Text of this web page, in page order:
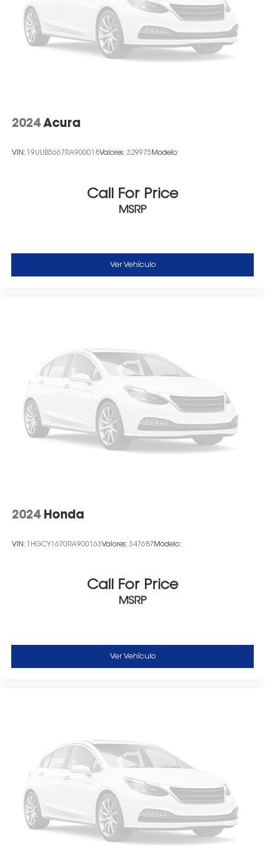
2024 Acura
VIN: 19UUB5667RA900018Valores: 329975 Modelo:
Call For Price
MSRP
Ver Vehículo
2024 Honda
VIN: 1HGCY1670RA900163Valores: 347687 Modelo:
Call For Price
MSRP
Ver Vehículo